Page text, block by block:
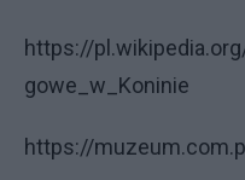
https://
gowe_w_Koninie
https://